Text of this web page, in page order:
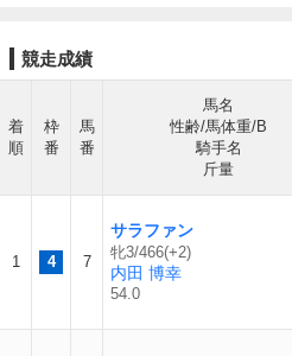
競走成績
着
順
枠
番
馬
番
馬名
性齢/馬体重/B
騎手名
斤量
1 4 7
サラファン
牝3/466(+2)
内田 博幸
54.0